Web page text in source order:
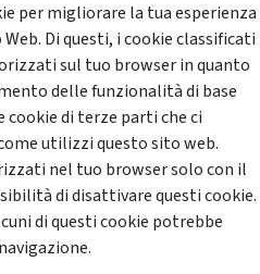
per migliorare la tua esperienza
Di questi, i cookie classificati
sul tuo browser in quanto
delle funzionalità di base
di terze parti che ci
utilizzi questo sito web.
nel tuo browser solo con il
di disattivare questi cookie.
di questi cookie potrebbe